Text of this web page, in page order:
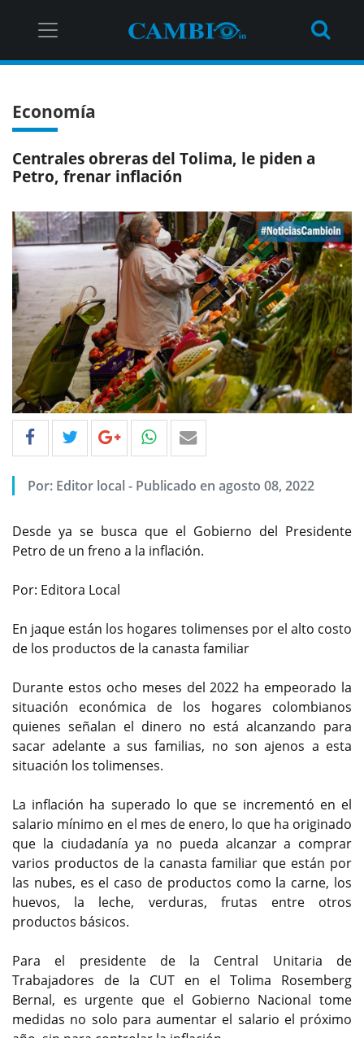
Economía
Centrales obreras del Tolima, le piden a
Petro, frenar inflación
Por: Editor local - Publicado en agosto 08, 2022
Desde ya se busca que el Gobierno del Presidente
Petro de un freno a la inflación.
Por: Editora Local
En jaque están los hogares tolimenses por el alto costo
de los productos de la canasta familiar
Durante estos ocho meses del 2022 ha empeorado la
situación económica de los hogares colombianos
quienes señalan el dinero no está alcanzando para
sacar adelante a sus familias, no son ajenos a esta
situación los tolimenses.
La inflación ha superado lo que se incrementó en el
salario mínimo en el mes de enero, lo que ha originado
que la ciudadanía ya no pueda alcanzar a comprar
varios productos de la canasta familiar que están por
las nubes, es el caso de productos como la carne, los
huevos, la leche, verduras, frutas entre otros
productos básicos.
Para el presidente de la Central Unitaria de
Trabajadores de la CUT en el Tolima Rosemberg
Bernal, es urgente que el Gobierno Nacional tome
medidas no solo para aumentar el salario el próximo